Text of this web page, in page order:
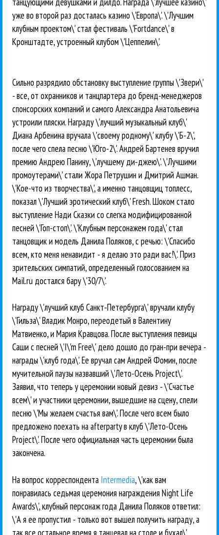
уже во второй раз досталась казино \'Европа\'. \'Лучшим
клубным проектом\' стал фестиваль \'Fortdance\' в
Кронштадте, устроенный клубом \'Цеппелин\'.
Сильно разрядило обстановку выступление группы \'Звери\'
- все, от охранников и танцпартера до бренд-менеджеров
спонсорских компаний и самого Александра Анатольевича
устроили пляски. Награду \'лучший музыкальный клуб\'
Диана Арбенина вручала \'своему родному\' клубу \'Б-2\',
после чего спела песню \'Юго-2\'. Андрей Бартенев вручил
премию Андрею Панину, \'лучшему ди-джею\'. \'Лучшими
промоутерами\' стали Жора Петрушин и Дмитрий Ашман.
\'Кое-что из творчества\', а именно танцовщиц топлесс,
показал \'Лучший эротический клуб\' Fresh. Шоком стало
выступление Нади Сказки со слегка модифицированной
песней \'Гоп-стоп\'. \'Клубным персонажем года\' стал
танцовщик и модель Данила Поляков, с речью: \'Спасибо
всем, кто меня ненавидит - я делаю это ради вас!\'. Приз
зрительских симпатий, определенный голосованием на
Mail.ru достался бару \'30/7\'.
Награду \'лучший клуб Санкт-Петербурга\' вручали клубу
\'Гильза\' Владик Монро, переодетый в Валентину
Матвиенко, и Мария Кравцова. После выступления певицы
Саши с песней \'I\'m Free\' дело дошло до гран-при вечера -
награды \'клуб года\'. Ее вручал сам Андрей Фомин, после
мучительной паузы назвавший \'Лето-Осень Project\'.
Заявил, что теперь у церемонии новый девиз - \'Счастье
всем\' и участники церемонии, вышедшие на сцену, спели
песню \'Мы желаем счастья вам\'. После чего всем было
предложено поехать на afterparty в клуб \'Лето-Осень
Project\'. После чего официальная часть церемонии была
закончена.
На вопрос корреспондента Intermedia, \'как вам
понравилась седьмая церемония награждения Night Life
Awards\', клубный персонаж года Данила Поляков ответил:
\'А я ее пропустил - только вот вышел получить награду, а
так все остальное время я танцевал на столе и бухал\'.